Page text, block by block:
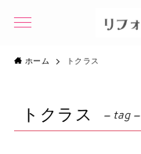
ホーム トクラス
トクラス – tag –